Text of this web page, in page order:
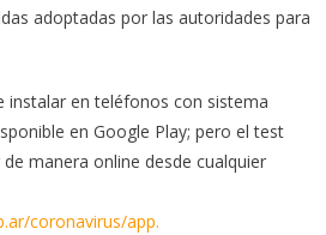
adoptadas por las autoridades para
instalar en teléfonos con sistema
en Google Play; pero el test
manera online desde cualquier
coronavirus/app.